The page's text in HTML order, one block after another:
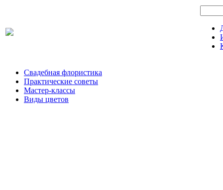
Свадебная флористика
Практические советы
Мастер-классы
Виды цветов